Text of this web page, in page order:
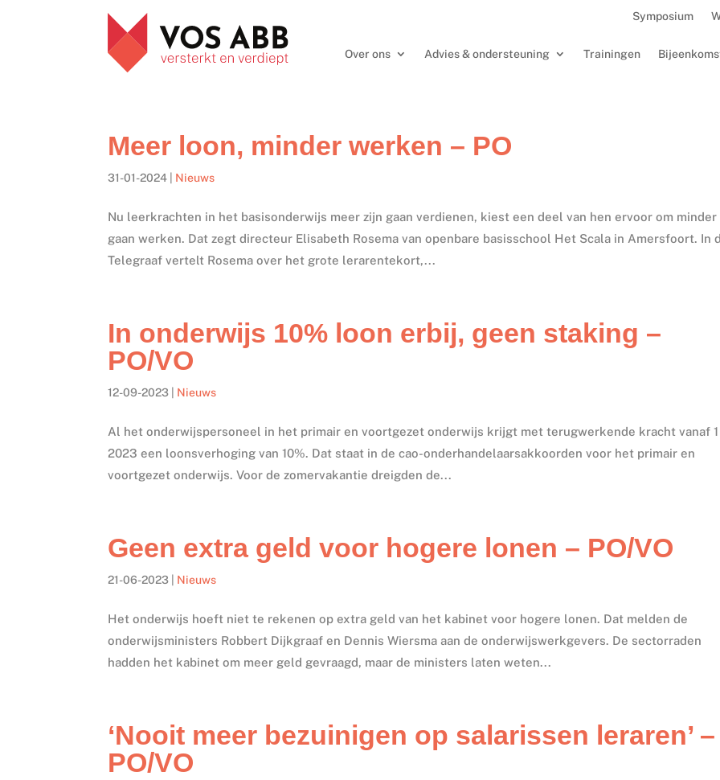
Symposium
Over ons Advies & ondersteuning Trainingen
Meer loon, minder werken – PO
31-01-2024 Nieuws
Nu leerkrachten in het basisonderwijs meer zijn gaan verdienen, kiest een deel van hen ervoor om
gaan werken. Dat zegt directeur Elisabeth Rosema van openbare basisschool Het Scala in Amersfoort. In
Telegraaf vertelt Rosema over het grote lerarentekort,...
In onderwijs 10% loon erbij, geen staking –
PO/VO
12-09-2023 Nieuws
Al het onderwijspersoneel in het primair en voortgezet onderwijs krijgt met terugwerkende kracht vanaf
2023 een loonsverhoging van 10%. Dat staat in de cao-onderhandelaarsakkoorden voor het primair en
voortgezet onderwijs. Voor de zomervakantie dreigden de...
Geen extra geld voor hogere lonen – PO/VO
21-06-2023 Nieuws
Het onderwijs hoeft niet te rekenen op extra geld van het kabinet voor hogere lonen. Dat melden de
onderwijsministers Robbert Dijkgraaf en Dennis Wiersma aan de onderwijswerkgevers. De sectorraden
hadden het kabinet om meer geld gevraagd, maar de ministers laten weten...
‘Nooit meer bezuinigen op salarissen leraren’ –
PO/VO